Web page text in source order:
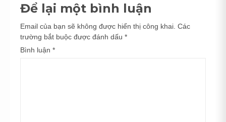
viết
Để lại một bình luận
Email của bạn sẽ không được hiển thị công khai. Các
trường bắt buộc được đánh dấu *
Bình luận *